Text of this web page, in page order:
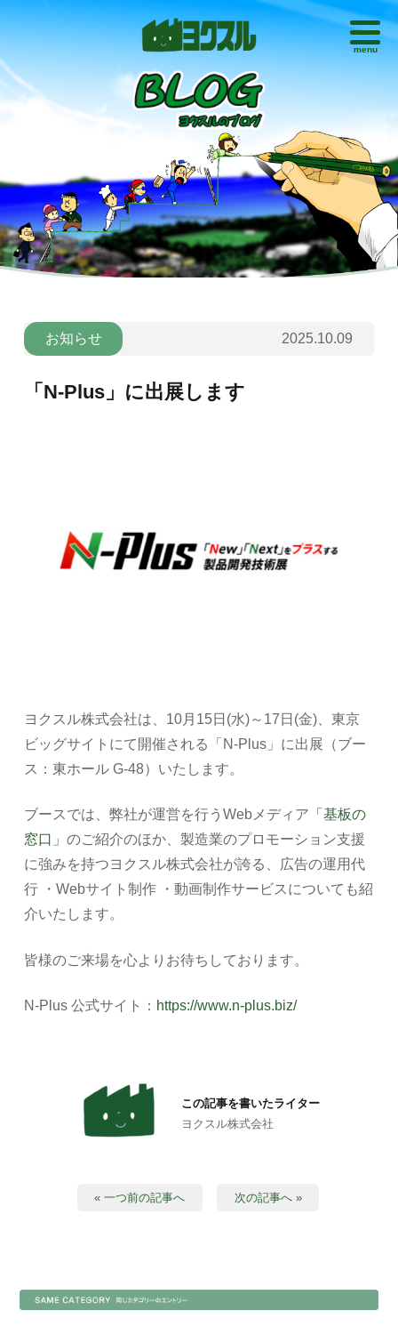
menu
お知らせ 2025.10.09
「N-Plus」に出展します
ヨクスル株式会社は、10月15日(水)～17日(金)、東京
ビッグサイトにて開催される「N-Plus」に出展（ブー
ス：東ホール G-48）いたします。
ブースでは、弊社が運営を行うWebメディア 「基板の
窓口」のご紹介のほか、製造業のプロモーション支援
に強みを持つヨクスル株式会社が誇る、広告の運用代
行 ・Webサイト制作 ・動画制作サービスについても紹
介いたします。
皆様のご来場を心よりお待ちしております。
N-Plus 公式サイト： https://www.n-plus.biz/
この記事を書いたライター
ヨクスル株式会社
« 一つ前の記事へ 次の記事へ »